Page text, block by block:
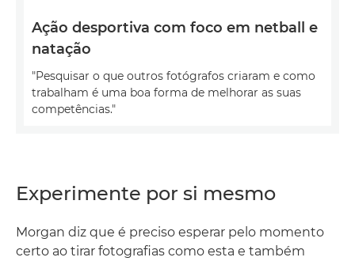
Ação desportiva com foco em netball e
natação
"Pesquisar o que outros fotógrafos criaram e como
trabalham é uma boa forma de melhorar as suas
competências."
Experimente por si mesmo
Morgan diz que é preciso esperar pelo momento
certo ao tirar fotografias como esta e também